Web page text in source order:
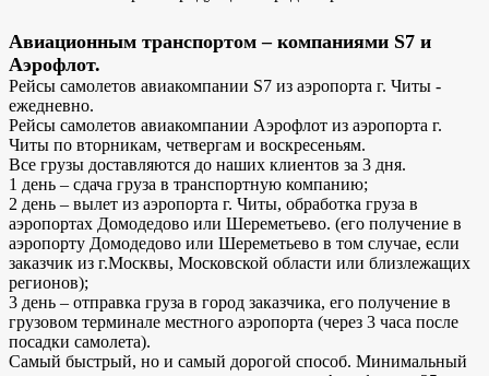
Авиационным транспортом – компаниями S7 и
Аэрофлот.
Рейсы самолетов авиакомпании S7 из аэропорта г. Читы -
ежедневно.
Рейсы самолетов авиакомпании Аэрофлот из аэропорта г.
Читы по вторникам, четвергам и воскресеньям.
Все грузы доставляются до наших клиентов за 3 дня.
1 день – сдача груза в транспортную компанию;
2 день – вылет из аэропорта г. Читы, обработка груза в
аэропортах Домодедово или Шереметьево. (его получение в
аэропорту Домодедово или Шереметьево в том случае, если
заказчик из г.Москвы, Московской области или близлежащих
регионов);
3 день – отправка груза в город заказчика, его получение в
грузовом терминале местного аэропорта (через 3 часа после
посадки самолета).
Самый быстрый, но и самый дорогой способ. Минимальный